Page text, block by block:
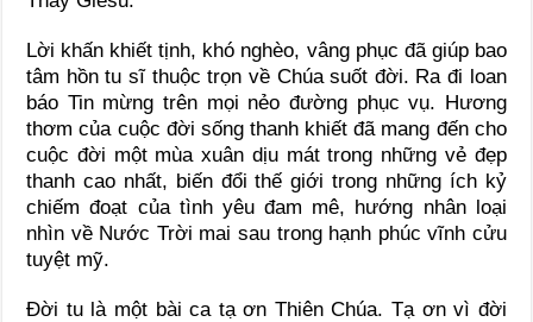
Lời khấn khiết tịnh, khó nghèo, vâng phục đã giúp bao
tâm hồn tu sĩ thuộc trọn về Chúa suốt đời. Ra đi loan
báo Tin mừng trên mọi nẻo đường phục vụ. Hương
thơm của cuộc đời sống thanh khiết đã mang đến cho
cuộc đời một mùa xuân dịu mát trong những vẻ đẹp
thanh cao nhất, biến đổi thế giới trong những ích kỷ
chiếm đoạt của tình yêu đam mê, hướng nhân loại
nhìn về Nước Trời mai sau trong hạnh phúc vĩnh cửu
tuyệt mỹ.
Đời tu là một bài ca tạ ơn Thiên Chúa. Tạ ơn vì đời